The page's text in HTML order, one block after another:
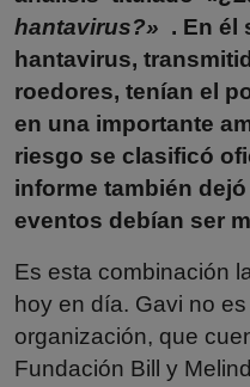
hantavirus?» . En él
hantavirus,
roedores, tenían el
en una importante
riesgo se clasificó
informe también
eventos debían ser
Es esta combinación
hoy en día. Gavi no
organización, que
Fundación Bill y